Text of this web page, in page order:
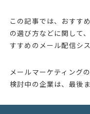
この記事では、おすす
の選び方などに関して
すすめのメール配信シ
メールマーケティング
検討中の企業は、最後